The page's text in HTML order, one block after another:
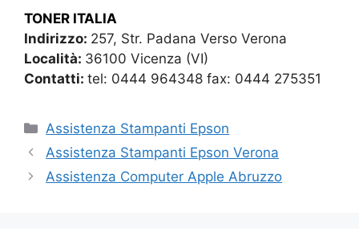
TONER ITALIA
Indirizzo: 257, Str. Padana Verso Verona
Località: 36100 Vicenza (VI)
Contatti: tel: 0444 964348 fax: 0444 275351
Categorie
Assistenza Stampanti Epson
Assistenza Stampanti Epson Verona
Assistenza Computer Apple Abruzzo